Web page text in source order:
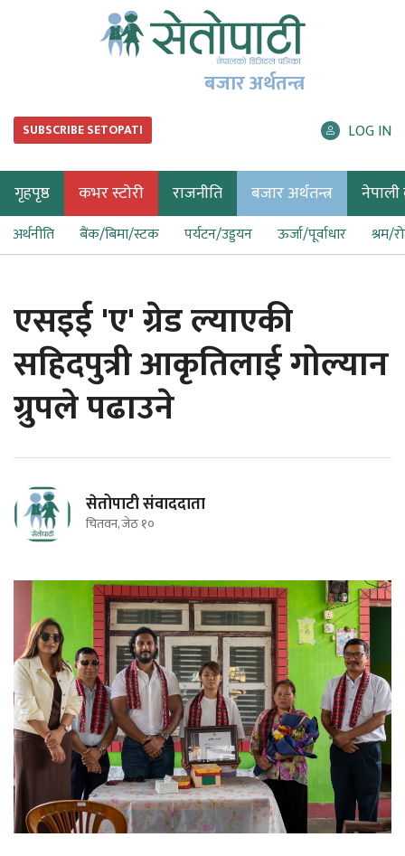
बजार अर्थतन्त्र
SUBSCRIBE SETOPATI LOG IN
गृहपृष्ठ कभर स्टोरी राजनीति बजार अर्थतन्त्र नेपाली
अर्थनीति बैंक/बिमा/स्टक पर्यटन/उड्डयन ऊर्जा/पूर्वाधार श्रम/
एसइई 'ए' ग्रेड ल्याएकी
सहिदपुत्री आकृतिलाई गोल्यान
ग्रुपले पढाउने
सेतोपाटी संवाददाता
चितवन, जेठ १०